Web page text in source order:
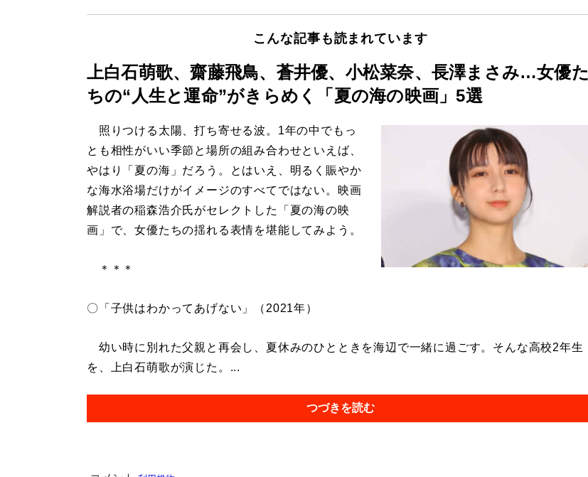
こんな記事も読まれています
上白石萌歌、齋藤飛鳥、蒼井優、小松菜奈、長澤まさみ…女優た
ちの“人生と運命”がきらめく「夏の海の映画」5選
照りつける太陽、打ち寄せる波。1年の中でもっ
とも相性がいい季節と場所の組み合わせといえば、
やはり「夏の海」だろう。とはいえ、明るく賑やか
な海水浴場だけがイメージのすべてではない。映画
解説者の稲森浩介氏がセレクトした「夏の海の映
画」で、女優たちの揺れる表情を堪能してみよう。
＊＊＊
〇「子供はわかってあげない」（2021年）
幼い時に別れた父親と再会し、夏休みのひとときを海辺で一緒に過ごす。そんな高校2年生
を、上白石萌歌が演じた。...
つづきを読む